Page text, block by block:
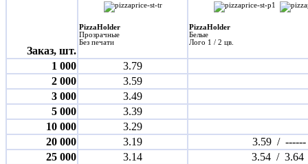
Заказ, шт.
PizzaHolder
Прозрачные
Без печати
PizzaHolder
Белые
Лого 1 / 2 цв.
1 000
3.79
2 000
3.59
3 000
3.49
5 000
3.39
10 000
3.29
20 000
3.19
3.59 / ------
25 000
3.14
3.54 / 3.64